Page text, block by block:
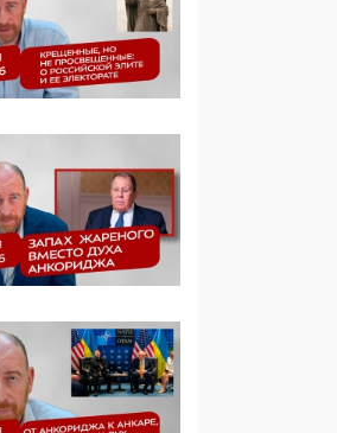
под
Медведева:
и немного
2026
наконец
ИИТО
в России, но